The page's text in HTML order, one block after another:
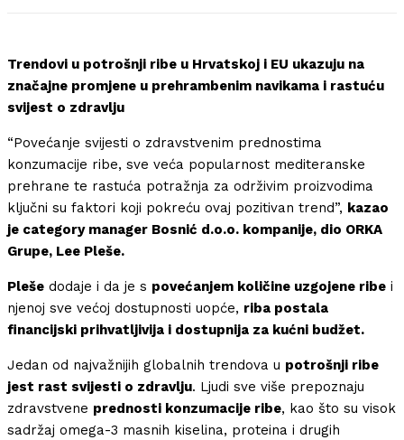
Trendovi u potrošnji ribe u Hrvatskoj i EU ukazuju na
značajne promjene u prehrambenim navikama i rastuću
svijest o zdravlju
“Povećanje svijesti o zdravstvenim prednostima
konzumacije ribe, sve veća popularnost mediteranske
prehrane te rastuća potražnja za održivim proizvodima
ključni su faktori koji pokreću ovaj pozitivan trend”, kazao
je category manager Bosnić d.o.o. kompanije, dio ORKA
Grupe, Lee Pleše.
Pleše dodaje i da je s povećanjem količine uzgojene ribe i
njenoj sve većoj dostupnosti uopće, riba postala
financijski prihvatljivija i dostupnija za kućni budžet.
Jedan od najvažnijih globalnih trendova u potrošnji ribe
jest rast svijesti o zdravlju. Ljudi sve više prepoznaju
zdravstvene prednosti konzumacije ribe, kao što su visok
sadržaj omega-3 masnih kiselina, proteina i drugih